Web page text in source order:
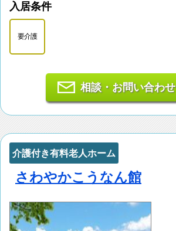
入居条件
要介護
相談・お問い合わせ
介護付き有料老人ホーム
さわやかこうなん館